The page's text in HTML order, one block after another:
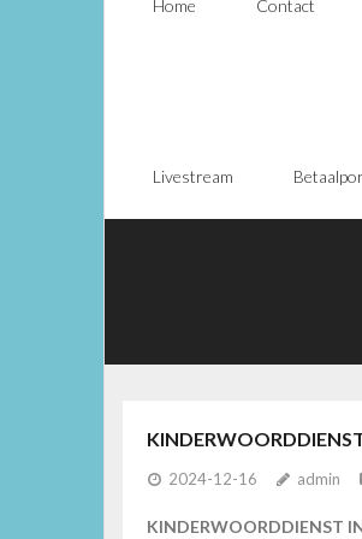
Home Contact
Livestream
2024-12-16 admin
KINDERWOORDDIENST